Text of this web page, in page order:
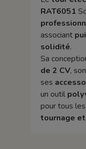
RAT6051
associant
solidité.
Sa
de 2 CV, son
ses
un outil
pour tous
tournage